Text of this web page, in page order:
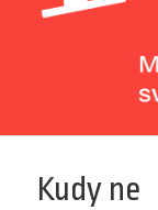
Kudy ne